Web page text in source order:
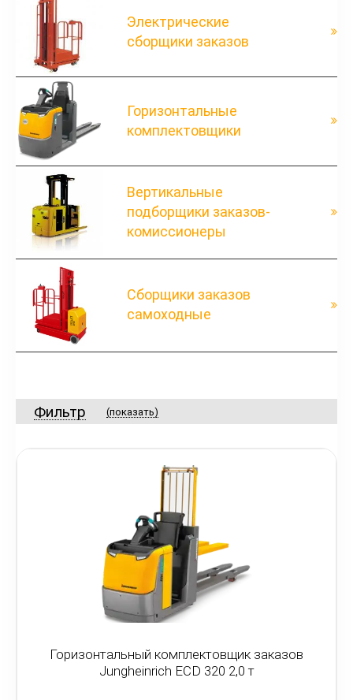
Электрические
сборщики заказов
Горизонтальные
комплектовщики
Вертикальные
подборщики заказов-
комиссионеры
Сборщики заказов
самоходные
Фильтр (показать)
Горизонтальный комплектовщик заказов
Jungheinrich ECD 320 2,0 т